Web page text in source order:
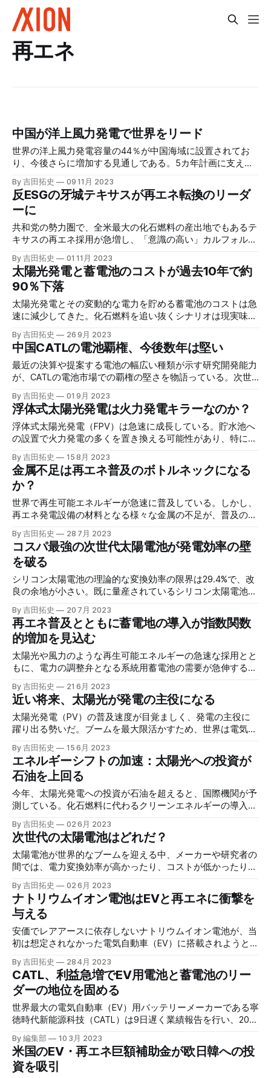
再エネ
中国が洋上風力発電で世界をリード
世界の洋上風力発電容量の44％が中国海域に設置されてお
り、今後さらに増加する見通しである。5カ年計画に支えら
れた長期的な視野と実践力が、他の再生可能エネルギー分野
や電気自動車（EV）分野と同様に、中国を世界のリーダーに
押し出している。
By 吉田拓史 09 11月 2023
反ESGの牙城テキサスが再エネ転換のリーダ
ーに
共和党の勢力圏で、全米最大の化石燃料の産出地でもあるテ
キサスの再エネ採用が急増し、「意識の高い」カルフォルニ
ア州を凌駕する勢いだ。熱波と経済合理性が州民を太陽光、
風力、蓄電池のセットに駆り立てている。
By 吉田拓史 01 11月 2023
太陽光発電と蓄電池のコストが過去10年で約
90％下落
太陽光発電とその変動的な電力を貯める蓄電池のコストは急
速に減少してきた。化石燃料を追い抜くシナリオは現実味を
増しており、エネルギーの主役の座を伺っている。
By 吉田拓史 26 9月 2023
中国CATLの電池覇権、今後数年は堅い
最近の決算や提案する電池の幅広い種類が示す研究開発能力
が、CATLの電池市場での覇権の堅さを物語っている。次世
代電池次第ではゲームはひっくり返るが、ここでもCATLは
研究開発能力の高さを見せている。
By 吉田拓史 01 9月 2023
浮体式太陽光発電は火力発電キラーなのか？
浮体式太陽光発電（FPV）は急速に成長している。貯水池へ
の設置で火力発電の多くを置き換える可能性があり、特にイ
ンドネシアとナイジェリアでは洋上への適用が可能で、莫大
な発電が可能とみられている。
By 吉田拓史 15 8月 2023
金属不足は再エネ普及のボトルネックになる
か？
世界で再生可能エネルギーが急速に普及している。しかし、
再エネ発電設備の材料となる様々な金属の不足が、普及のボ
トルネックになるという懸念がある。
By 吉田拓史 28 7月 2023
コスパ最強の次世代太陽電池が発電効率の壁
を破る
シリコン太陽電池の理論的な変換効率の限界は29.4%で、改
良の余地が小さい。既に量産されているシリコン太陽電池と
ペロブスカイト太陽電池を連結することで、この限界を超え
る高効率太陽電池を実現できる可能性がある。費用対効果が
高く、科学者の間で研究が進んでいる。
By 吉田拓史 20 7月 2023
再エネ普及とともに蓄電地の導入が指数関数
的増加を見込む
太陽光や風力のような再生可能エネルギーの急速な採用とと
もに、電力の調整弁となる系統用蓄電池の需要が急伸するシ
ナリオが現実味を帯びてきた。
By 吉田拓史 21 6月 2023
近い将来、太陽光が発電の主役になる
太陽光発電（PV）の普及速度が目覚ましく、発電の主役に
躍り出る勢いだ。ブームを最大限活かすため、世界は電気系
統や蓄電池システムへの設備投資を急がないといけなくなっ
た。
By 吉田拓史 15 6月 2023
エネルギーシフトの加速：太陽光への投資が
石油を上回る
今年、太陽光発電への投資が石油を超えると、国際機関が予
測している。化石燃料に代わるクリーンエネルギーの導入が
予想以上の速さで進んでいる。
By 吉田拓史 02 6月 2023
次世代の太陽電池はどれだ？
太陽電池が世界的なブームを迎える中、メーカーや研究者の
間では、電力変換効率が高かったり、コストが低かったりす
る素材や製法の模索が続いている。
By 吉田拓史 02 6月 2023
ナトリウムイオン電池はEVと再エネに衝撃を
与える
安価でレアアースに依存しないナトリウムイオン電池が、当
初は想定されなかった電気自動車（EV）に搭載されようとし
ている。再エネのエネルギー貯蔵のコストも下げることも予
想され、ゲームチェンジャーの様相だ。
By 吉田拓史 28 4月 2023
CATL、利益急増でEV用電池と蓄電池のリー
ダーの地位を固める
世界最大の電気自動車（EV）用バッテリーメーカーである寧
徳時代新能源科技（CATL）は9日遅く業績報告を行い、2022
年の年間純利益が前年比92.9％増の307億人民元（約6,000
億円）になった。
By 編集部 10 3月 2023
米国のEV・再エネ巨額補助金が欧日韓への投
資を吸引